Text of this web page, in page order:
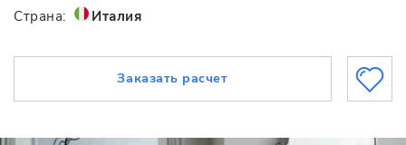
Страна: Италия
Заказать расчет